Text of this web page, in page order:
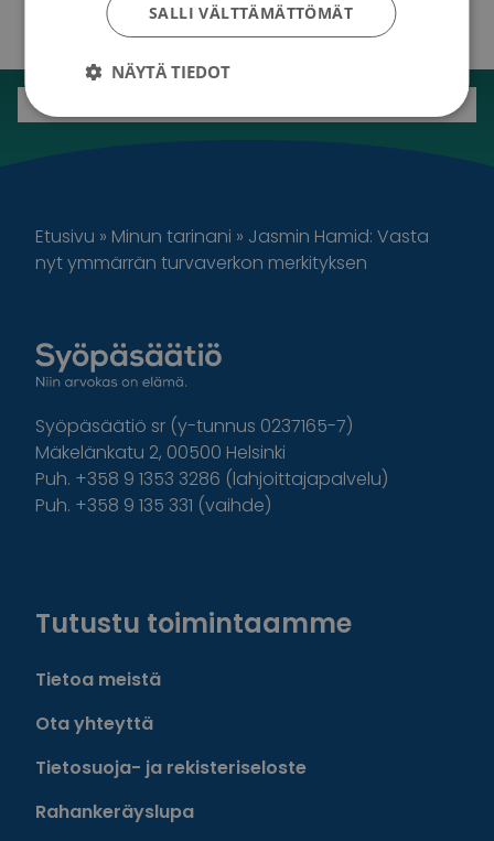
Etusivu » Minun tarinani » Jasmin Hamid: Vasta
nyt ymmärrän turvaverkon merkityksen
Syöpäsäätiö sr (y-tunnus 0237165-7)
Mäkelänkatu 2, 00500 Helsinki
Puh. +358 9 1353 3286 (lahjoittajapalvelu)
Puh. +358 9 135 331 (vaihde)
Tutustu toimintaamme
Tietoa meistä
Ota yhteyttä
Tietosuoja- ja rekisteriseloste
Rahankeräyslupa
SALLI VÄLTTÄMÄTTÖMÄT
NÄYTÄ TIEDOT